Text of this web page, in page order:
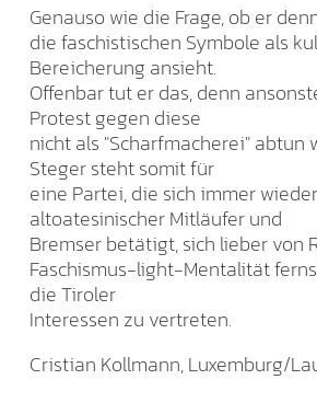
Genauso wie die Frage, ob er
die faschistischen Symbole als
Bereicherung ansieht.
Offenbar tut er das, denn
Protest gegen diese
nicht als "Scharfmacherei" abtun
Steger steht somit für
eine Partei, die sich immer
altoatesinischer Mitläufer und
Bremser betätigt, sich lieber von
Faschismus-light-Mentalität
die Tiroler
Interessen zu vertreten.
Cristian Kollmann, Luxemburg/